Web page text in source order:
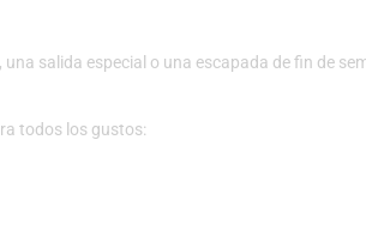
salida especial o una escapada de fin de
todos los gustos: